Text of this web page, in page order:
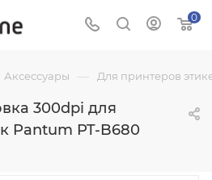
0
Аксессуары — Для принтеров
300dpi для
Pantum PT-B680